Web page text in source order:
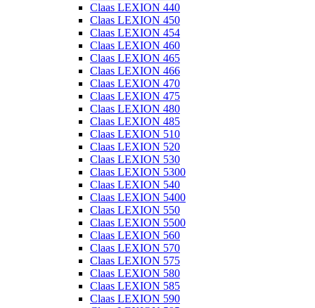
Claas LEXION 440
Claas LEXION 450
Claas LEXION 454
Claas LEXION 460
Claas LEXION 465
Claas LEXION 466
Claas LEXION 470
Claas LEXION 475
Claas LEXION 480
Claas LEXION 485
Claas LEXION 510
Claas LEXION 520
Claas LEXION 530
Claas LEXION 5300
Claas LEXION 540
Claas LEXION 5400
Claas LEXION 550
Claas LEXION 5500
Claas LEXION 560
Claas LEXION 570
Claas LEXION 575
Claas LEXION 580
Claas LEXION 585
Claas LEXION 590